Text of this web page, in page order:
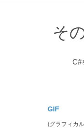
そ
C#
GIF
(グラフィカ